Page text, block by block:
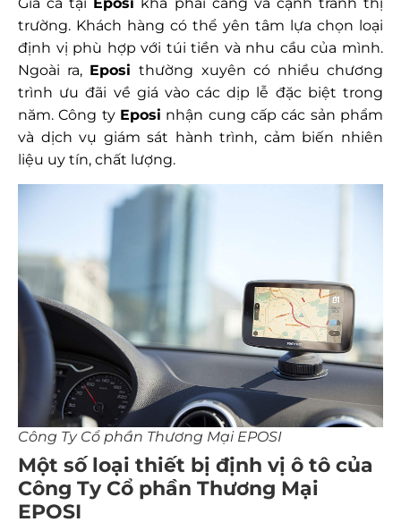
Giá cả tại Eposi khá phải căng và cạnh tranh thị
trường. Khách hàng có thể yên tâm lựa chọn loại
định vị phù hợp với túi tiền và nhu cầu của mình.
Ngoài ra, Eposithường xuyên có nhiều chương
trình ưu đãi về giá vào các dịp lễ đặc biệt trong
năm. Công ty Eposi nhận cung cấp các sản phẩm
và dịch vụ giám sát hành trình, cảm biến nhiên
liệu uy tín, chất lượng.
Công Ty Cổ phần Thương Mại EPOSI
Một số loại thiết bị định vị ô tô của
Công Ty Cổ phần Thương Mại
EPOSI